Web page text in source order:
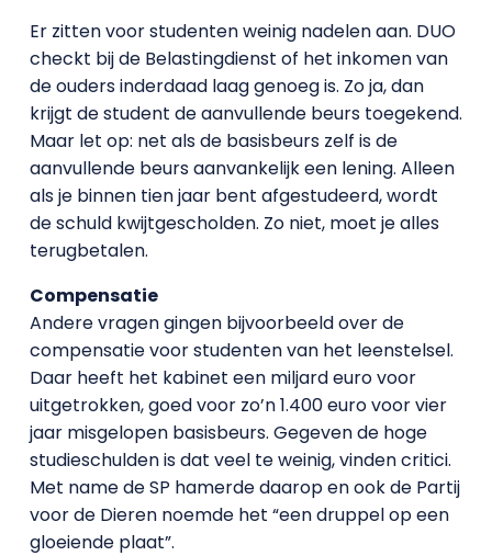
Er zitten voor studenten weinig nadelen aan. DUO
checkt bij de Belastingdienst of het inkomen van
de ouders inderdaad laag genoeg is. Zo ja, dan
krijgt de student de aanvullende beurs toegekend.
Maar let op: net als de basisbeurs zelf is de
aanvullende beurs aanvankelijk een lening. Alleen
als je binnen tien jaar bent afgestudeerd, wordt
de schuld kwijtgescholden. Zo niet, moet je alles
terugbetalen.
Compensatie
Andere vragen gingen bijvoorbeeld over de
compensatie voor studenten van het leenstelsel.
Daar heeft het kabinet een miljard euro voor
uitgetrokken, goed voor zo’n 1.400 euro voor vier
jaar misgelopen basisbeurs. Gegeven de hoge
studieschulden is dat veel te weinig, vinden critici.
Met name de SP hamerde daarop en ook de Partij
voor de Dieren noemde het “een druppel op een
gloeiende plaat”.